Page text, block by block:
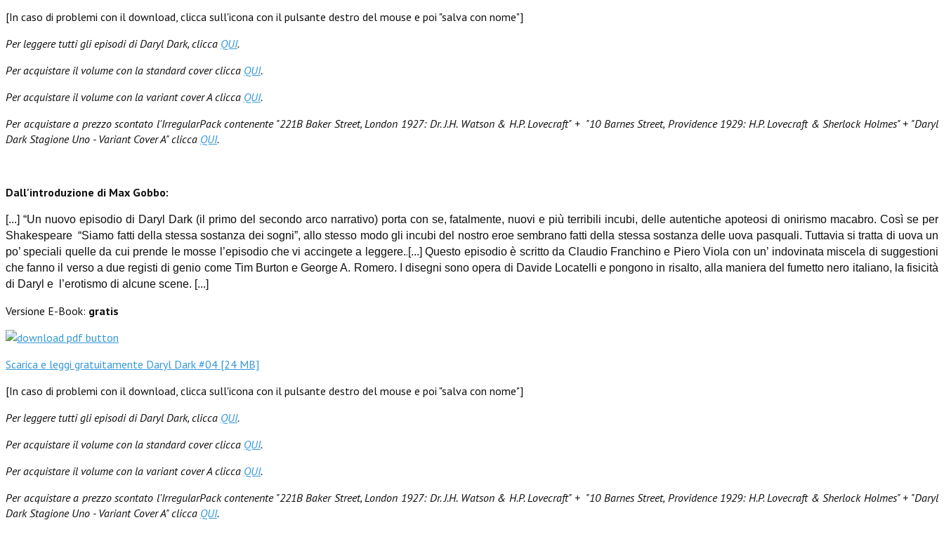
[In caso di problemi con il download, clicca sull'icona con il pulsante destro del mouse e poi "salva con nome"]
Per leggere tutti gli episodi di Daryl Dark, clicca QUI.
Per acquistare il volume con la standard cover clicca QUI.
Per acquistare il volume con la variant cover A clicca QUI.
Per acquistare a prezzo scontato l'IrregularPack contenente "221B Baker Street, London 1927: Dr. J.H. Watson & H.P. Lovecraft" + "10 Barnes Street, Providence 1929: H.P. Lovecraft & Sherlock Holmes" + "Daryl
Dark Stagione Uno - Variant Cover A" clicca QUI.
Dall'introduzione di Max Gobbo:
[...] “Un nuovo episodio di Daryl Dark (il primo del secondo arco narrativo) porta con se, fatalmente, nuovi e più terribili incubi, delle autentiche apoteosi di onirismo macabro. Così se per
Shakespeare “Siamo fatti della stessa sostanza dei sogni”, allo stesso modo gli incubi del nostro eroe sembrano fatti della stessa sostanza delle uova pasquali. Tuttavia si tratta di uova un
po’ speciali quelle da cui prende le mosse l’episodio che vi accingete a leggere..[...] Questo episodio è scritto da Claudio Franchino e Piero Viola con un’ indovinata miscela di suggestioni
che fanno il verso a due registi di genio come Tim Burton e George A. Romero. I disegni sono opera di Davide Locatelli e pongono in risalto, alla maniera del fumetto nero italiano, la fisicità
di Daryl e l’erotismo di alcune scene. [...]
Versione E-Book: gratis
Scarica e leggi gratuitamente Daryl Dark #04 [24 MB]
[In caso di problemi con il download, clicca sull'icona con il pulsante destro del mouse e poi "salva con nome"]
Per leggere tutti gli episodi di Daryl Dark, clicca QUI.
Per acquistare il volume con la standard cover clicca QUI.
Per acquistare il volume con la variant cover A clicca QUI.
Per acquistare a prezzo scontato l'IrregularPack contenente "221B Baker Street, London 1927: Dr. J.H. Watson & H.P. Lovecraft" + "10 Barnes Street, Providence 1929: H.P. Lovecraft & Sherlock Holmes" + "Daryl
Dark Stagione Uno - Variant Cover A" clicca QUI.